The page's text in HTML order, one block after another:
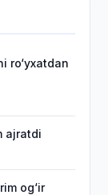
ro‘yxatdan
ajratdi
og‘ir